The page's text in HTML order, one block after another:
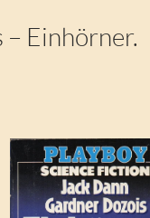
– Einhörner.